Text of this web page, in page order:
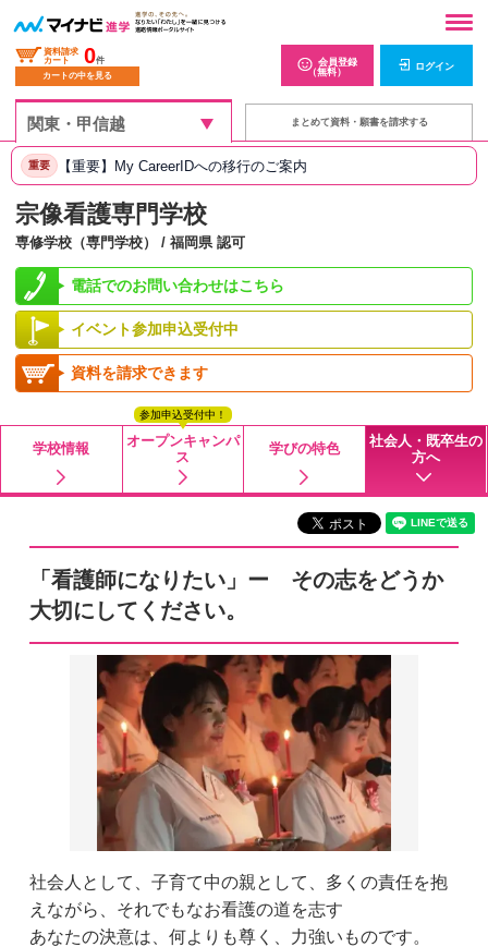
資料請求
カート
0件
カートの中を見る
会員登録
（無料）
ログイン
まとめて資料・願書を請求する
重要 【重要】My CareerIDへの移行のご案内
宗像看護専門学校
専修学校（専門学校） / 福岡県 認可
電話でのお問い合わせはこちら
イベント参加申込受付中
資料を請求できます
学校情報
オープンキャンパ
ス
参加申込受付中！
学びの特色
社会人・既卒生の
方へ
「看護師になりたい」ー その志をどうか
大切にしてください。
社会人として、子育て中の親として、多くの責任を抱
えながら、それでもなお看護の道を志す
あなたの決意は、何よりも尊く、力強いものです。